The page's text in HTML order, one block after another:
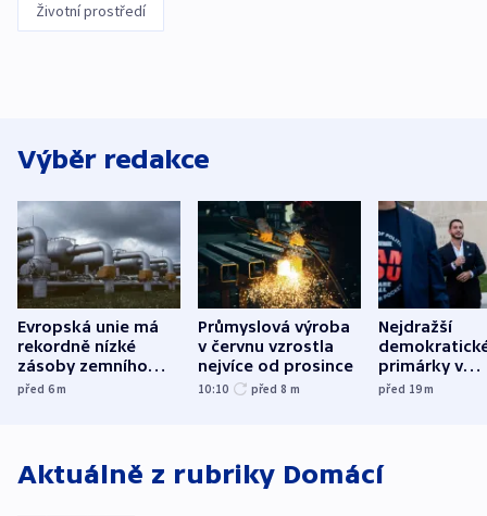
Životní prostředí
Výběr redakce
Evropská unie má
rekordně nízké
zásoby zemního
plynu
před 6m
Průmyslová výroba
v červnu vzrostla
nejvíce od prosince
10:10 před 8 m
Nejdražší
primárky v
Michiganu
před 19m
Aktuálně z rubriky Domácí